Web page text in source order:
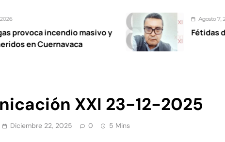
masivo y
Agosto 7, 2026
Fétidas diputadas
XXI 23-12-2025
Diciembre 22, 2025 0 5 Mins